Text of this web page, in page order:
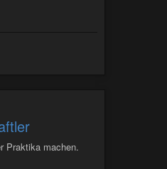
Praktika machen.